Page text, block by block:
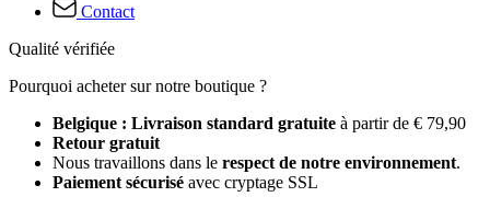
Contact
Qualité vérifiée
Pourquoi acheter sur notre boutique ?
Belgique : Livraison standard gratuite à partir de € 79,90
Retour gratuit
Nous travaillons dans le respect de notre environnement.
Paiement sécurisé avec cryptage SSL